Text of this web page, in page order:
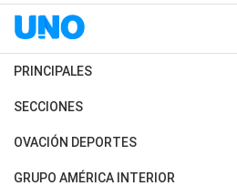
PRINCIPALES
Últimas Noticias
Política
SECCIONES
Horóscopo
Motores
OVACIÓN DEPORTES
Fútbol
GRUPO AMÉRICA INTERIOR